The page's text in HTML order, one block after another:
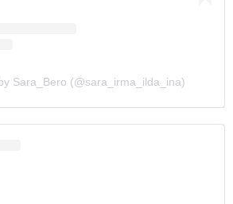
Sara_Bero (@sara_irma_ilda_ina)